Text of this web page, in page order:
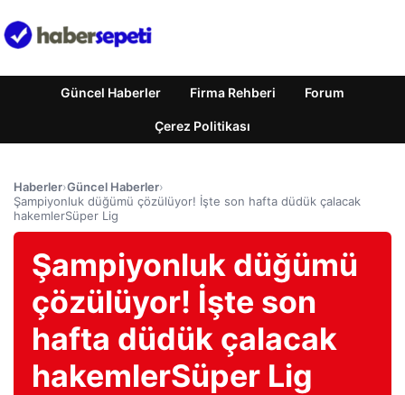
Güncel Haberler Firma Rehberi Forum
Çerez Politikası
Haberler›Güncel Haberler›
Şampiyonluk düğümü çözülüyor! İşte son hafta düdük çalacak
hakemlerSüper Lig
Şampiyonluk düğümü
çözülüyor! İşte son
hafta düdük çalacak
hakemlerSüper Lig